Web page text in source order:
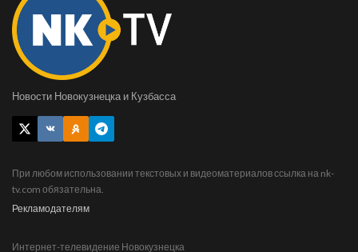
Новости Новокузнецка и Кузбасса
При любом использовании текстовых и видеоматериалов ссылка на nk-
tv.com обязательна.
Рекламодателям
Интернет-телевидение Новокузнецка